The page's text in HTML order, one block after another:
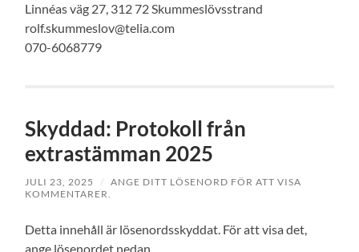
Linnéas väg 27, 312 72 Skummeslövsstrand
rolf.skummeslov@telia.com
070-6068779
Skyddad: Protokoll från
extrastämman 2025
JULI 23, 2025 /
ANGE DITT LÖSENORD FÖR ATT VISA
KOMMENTARER.
Detta innehåll är lösenordsskyddat. För att visa det,
ange lösenordet nedan.